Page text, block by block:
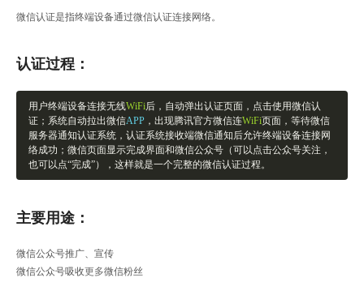
微信认证是指终端设备通过微信认证连接网络。
认证过程：
用户终端设备连接无线WiFi后，自动弹出认证页面，点击使用微信认
证；系统自动拉出微信APP ，出现腾讯官方微信连WiFi页面，等待微信
服务器通知认证系统，认证系统接收端微信通知后允许终端设备连接网
络成功；微信页面显示完成界面和微信公众号（可以点击公众号关注，
也可以点“完成”），这样就是一个完整的微信认证过程。
主要用途：
微信公众号推广、宣传
微信公众号吸收更多微信粉丝